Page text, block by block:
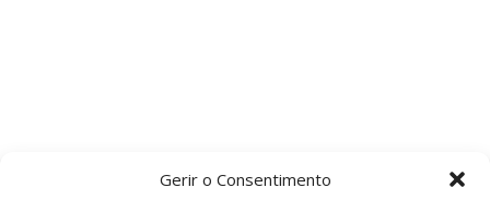
Gerir o Consentimento